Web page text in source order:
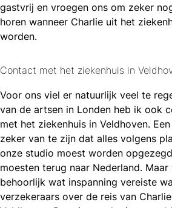
gastvrij en vroegen ons om zeker
horen wanneer Charlie uit het
worden.
Contact met het ziekenhuis in
Voor ons viel er natuurlijk veel te
van de artsen in Londen heb ik ook
met het ziekenhuis in Veldhoven.
zeker van te zijn dat alles volgens
onze studio moest worden
moesten terug naar Nederland.
behoorlijk wat inspanning vereiste
verzekeraars over de reis van